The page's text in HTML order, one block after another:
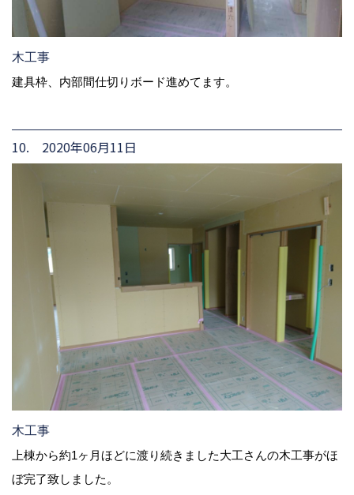
木工事
建具枠、内部間仕切りボード進めてます。
10. 2020年06月11日
木工事
上棟から約1ヶ月ほどに渡り続きました大工さんの木工事がほ
ぼ完了致しました。